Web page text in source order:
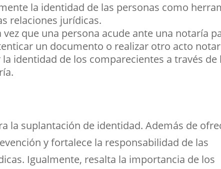
la identidad de las personas como
relaciones jurídicas.
que una persona acude ante una notaría
un documento o realizar otro acto
identidad de los comparecientes a través de
la suplantación de identidad. Además de
y fortalece la responsabilidad de las
Igualmente, resalta la importancia de los